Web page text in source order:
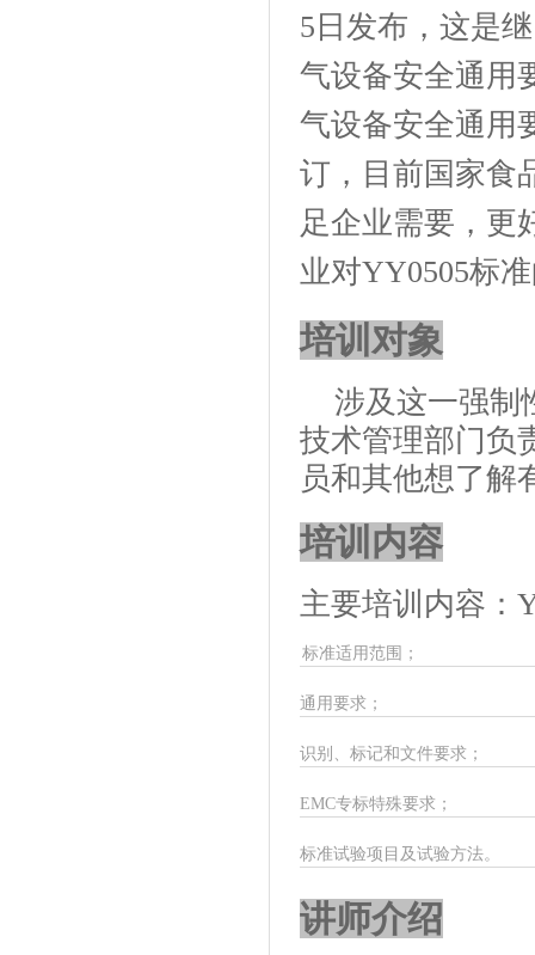
5 日 发布，这是继
气设备安全通用
气设备安全通用
订，目前国家食
足企业需要，更
业对YY0505标
培训对象
涉及这一强制
技术管理部门负
员和其他想了解
培训内容
主要培训内容：
标准适用范围；
通用要求；
识别、标记和文件要求；
EMC专标特殊要求；
标准试验项目及试验方法。
讲师介绍